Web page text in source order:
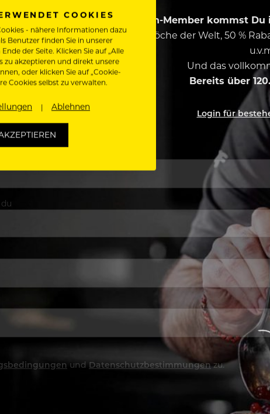
Als Rolling Pin-Member kommst
& Masterclasses der besten Köche der Welt, 50 %
Und das
Bereits über
Login für
und Datenschutzbestimmungenzu.
COOKIES
- nähere Informationen dazu
Benutzer finden Sie in unserer
der Seite. Klicken Sie auf „Alle
zu akzeptieren und direkt unsere
oder klicken Sie auf „Cookie-
Cookies selbst zu verwalten.
Ablehnen